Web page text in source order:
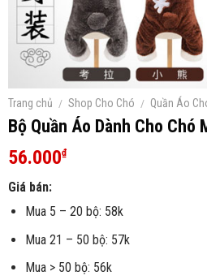
Trang chủ / Shop Cho Chó / Quần Áo
Bộ Quần Áo Dành Cho Chó
56.000₫
Giá bán:
Mua 5 – 20 bộ: 58k
Mua 21 – 50 bộ: 57k
Mua > 50 bộ: 56k